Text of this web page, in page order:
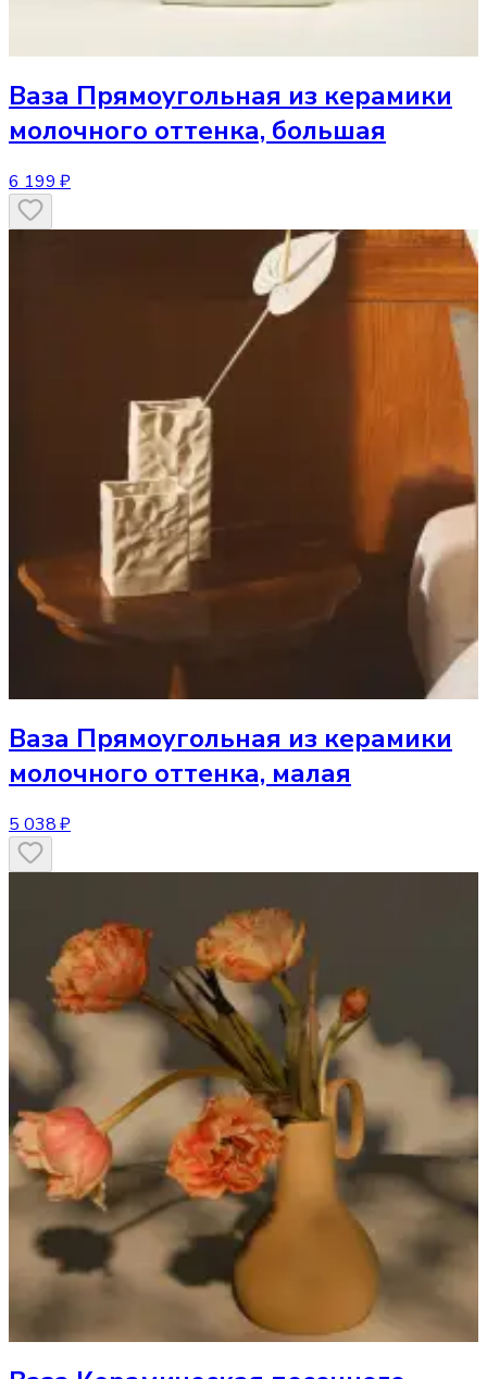
Ваза Прямоугольная из керамики
молочного оттенка, большая
6 199 ₽
Ваза Прямоугольная из керамики
молочного оттенка, малая
5 038 ₽